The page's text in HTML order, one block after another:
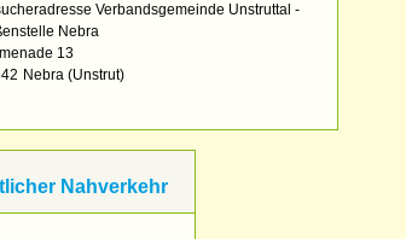
Verbandsgemeinde Unstruttal -
Nebra
13
Nebra (Unstrut)
Nahverkehr